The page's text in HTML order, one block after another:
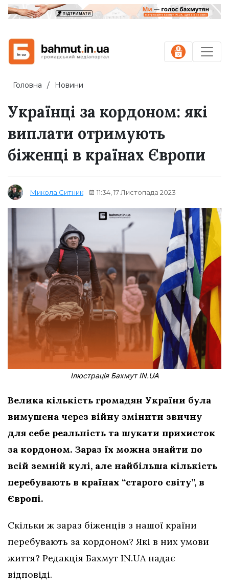
Головна Новини
Українці за кордоном: які
виплати отримують
біженці в країнах Європи
Микола Ситник 11:34, 17 Листопада 2023
Ілюстрація Бахмут IN.UA
Велика кількість громадян України була
вимушена через війну змінити звичну
для себе реальність та шукати прихисток
за кордоном. Зараз їх можна знайти по
всій земній кулі, але найбільша кількість
перебувають в країнах “старого світу”, в
Європі.
Скільки ж зараз біженців з нашої країни
перебувають за кордоном? Які в них умови
життя? Редакція Бахмут IN.UA надає
відповіді.